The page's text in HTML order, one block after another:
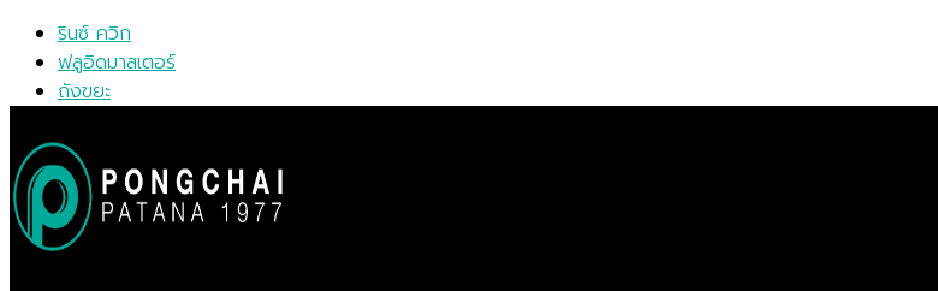
Skip
content
รินซ์ ควิก
ฟลูอิดมาสเตอร์
ถังขยะ